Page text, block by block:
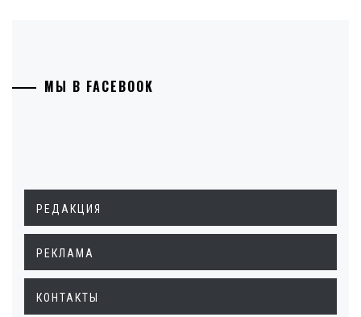
МЫ В FACEBOOK
РЕДАКЦИЯ
РЕКЛАМА
КОНТАКТЫ